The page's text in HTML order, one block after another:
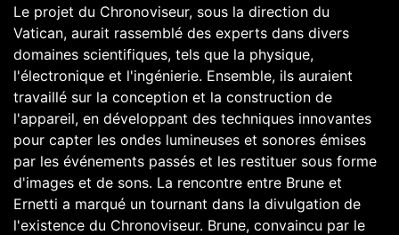
Le projet du Chronoviseur, sous la direction du
Vatican, aurait rassemblé des experts dans divers
domaines scientifiques, tels que la physique,
l'électronique et l'ingénierie. Ensemble, ils auraient
travaillé sur la conception et la construction de
l'appareil, en développant des techniques innovantes
pour capter les ondes lumineuses et sonores émises
par les événements passés et les restituer sous forme
d'images et de sons. La rencontre entre Brune et
Ernetti a marqué un tournant dans la divulgation de
l'existence du Chronoviseur. Brune, convaincu par le